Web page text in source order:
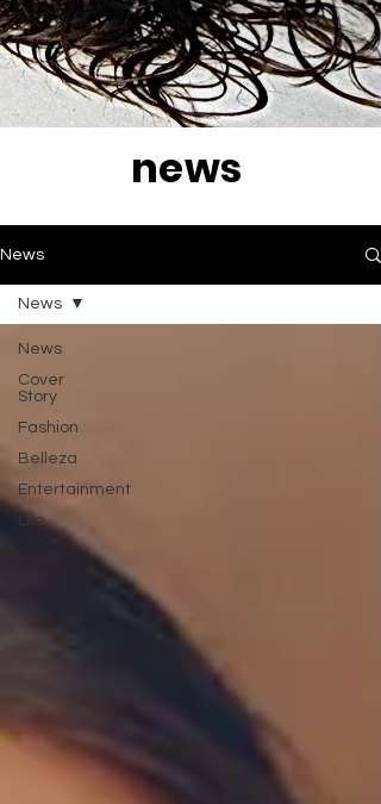
news
News
News
Cover
Story
Fashion
Belleza
Entertainment
Life
News